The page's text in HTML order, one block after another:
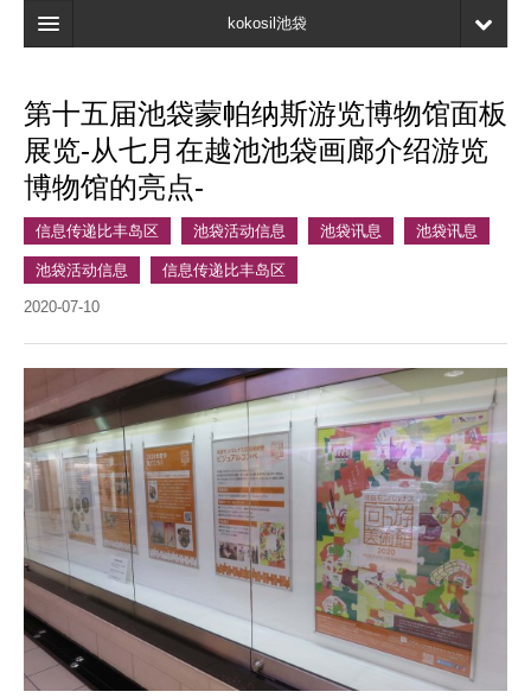
kokosil池袋
地图
最新信息
口碑
我的页面
书签
第十五届池袋蒙帕纳斯游览博物馆面板
展览-从七月在越池池袋画廊介绍游览
博物馆的亮点-
信息传递比丰岛区 池袋活动信息 池袋讯息 池袋讯息
池袋活动信息 信息传递比丰岛区
2020-07-10